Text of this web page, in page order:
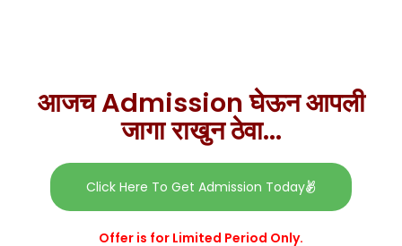
आजच Admission घेऊन आपली
जागा राखुन ठेवा...
Click Here To Get Admission Today
Offer is for Limited Period Only.